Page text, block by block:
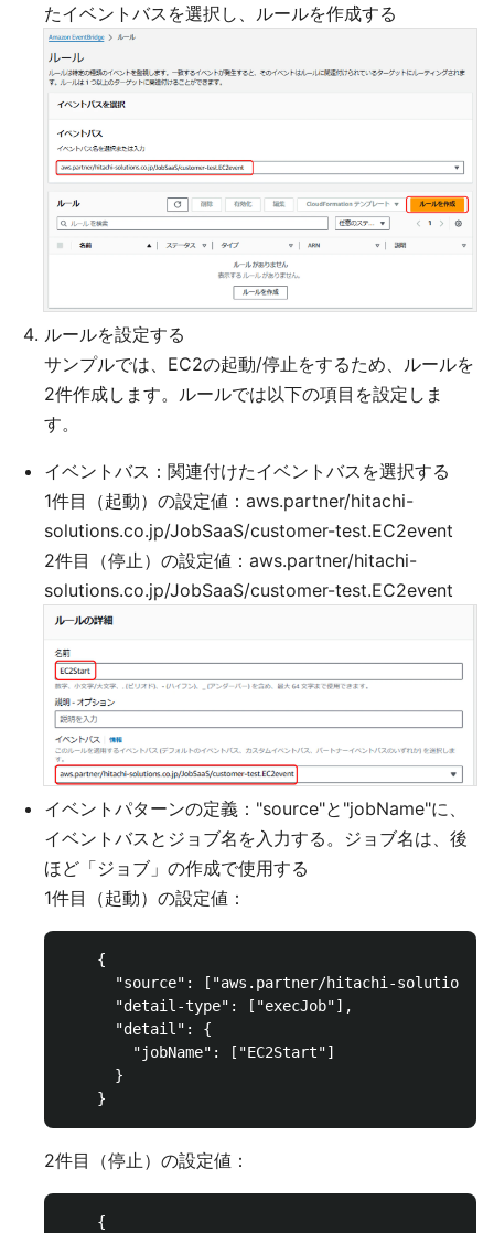
たイベントバスを選択し、ルールを作成する
ルールを設定する
サンプルでは、EC2の起動/停止をするため、ルールを
2件作成します。ルールでは以下の項目を設定しま
す。
イベントバス：関連付けたイベントバスを選択する
1件目（起動）の設定値：aws.partner/hitachi-
solutions.co.jp/JobSaaS/customer-test.EC2event
2件目（停止）の設定値：aws.partner/hitachi-
solutions.co.jp/JobSaaS/customer-test.EC2event
イベントパターンの定義："source"と"jobName"に、
イベントバスとジョブ名を入力する。ジョブ名は、後
ほど「ジョブ」の作成で使用する
1件目（起動）の設定値：
    {
"source": ["aws.partner/hitachi-
      "detail-type": ["execJob"],
      "detail": {
        "jobName": ["EC2Start"]
      }
2件目（停止）の設定値：
    {